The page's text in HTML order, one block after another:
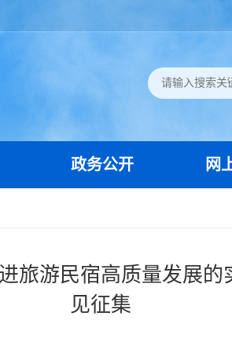
政务公开 网
旅游民宿高质量发展
见征集